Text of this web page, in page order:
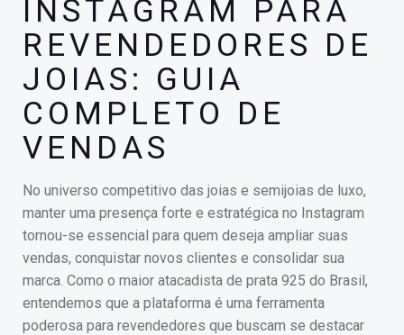
INSTAGRAM PARA
REVENDEDORES DE
JOIAS: GUIA
COMPLETO DE
VENDAS
No universo competitivo das joias e semijoias de luxo,
manter uma presença forte e estratégica no Instagram
tornou-se essencial para quem deseja ampliar suas
vendas, conquistar novos clientes e consolidar sua
marca. Como o maior atacadista de prata 925 do Brasil,
entendemos que a plataforma é uma ferramenta
poderosa para revendedores que buscam se destacar